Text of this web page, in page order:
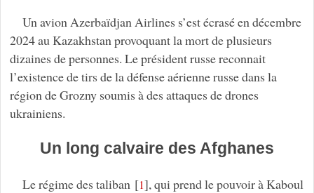
Un avion Azerbaïdjan Airlines s’est écrasé en décembre
2024 au Kazakhstan provoquant la mort de plusieurs
dizaines de personnes. Le président russe reconnait
l’existence de tirs de la défense aérienne russe dans la
région de Grozny soumis à des attaques de drones
ukrainiens.
Un long calvaire des Afghanes
Le régime des taliban [1], qui prend le pouvoir à Kaboul